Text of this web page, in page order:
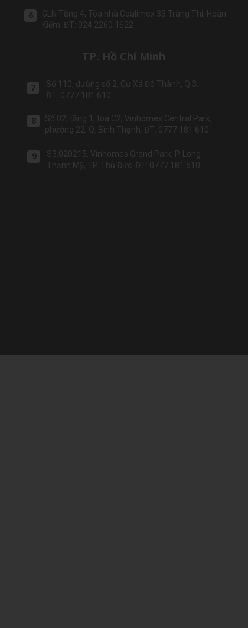
TP. Hồ Chí Minh
GLN Tầng 4, Tòa nhà Coalimex 33 Tràng Thi, Hoàn
Kiếm. ĐT: 024.2260.1622
6
Số 110, đường số 2, Cư Xá Đô Thành, Q.3.
ĐT: 0777 181 610
7
Số 02, tầng 1, tòa C2, Vinhomes Central Park,
phường 22, Q. Bình Thạnh. ĐT: 0777 181 610
8
S3.020215, Vinhomes Grand Park, P. Long
Thạnh Mỹ, TP. Thủ Đức. ĐT: 0777 181 610
9